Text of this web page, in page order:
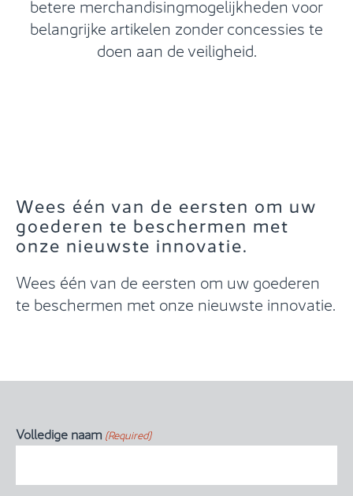
belangrijke artikelen zonder concessies te
doen aan de veiligheid.
Volledige naam (Required)
Wees één van de eersten om uw
goederen te beschermen met
onze nieuwste innovatie.
Wees één van de eersten om uw goederen
te beschermen met onze nieuwste innovatie.